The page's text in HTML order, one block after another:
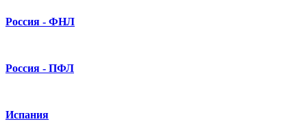
Россия - ФНЛ
Россия - ПФЛ
Испания